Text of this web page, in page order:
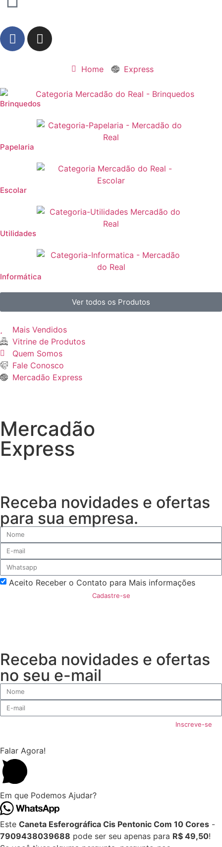
Home Express
Brinquedos
Papelaria
Escolar
Utilidades
Informática
Ver todos os Produtos
Mais Vendidos
Vitrine de Produtos
Quem Somos
Fale Conosco
Mercadão Express
Mercadão
Express
Receba novidades e ofertas
para sua empresa.
Aceito Receber o Contato para Mais informações
Cadastre-se
Receba novidades e ofertas
no seu e-mail
Inscreve-se
Falar Agora!
Em que Podemos Ajudar?
Este Caneta Esferográfica Cis Pentonic Com 10 Cores -
7909438039688 pode ser seu apenas para R$ 49,50!